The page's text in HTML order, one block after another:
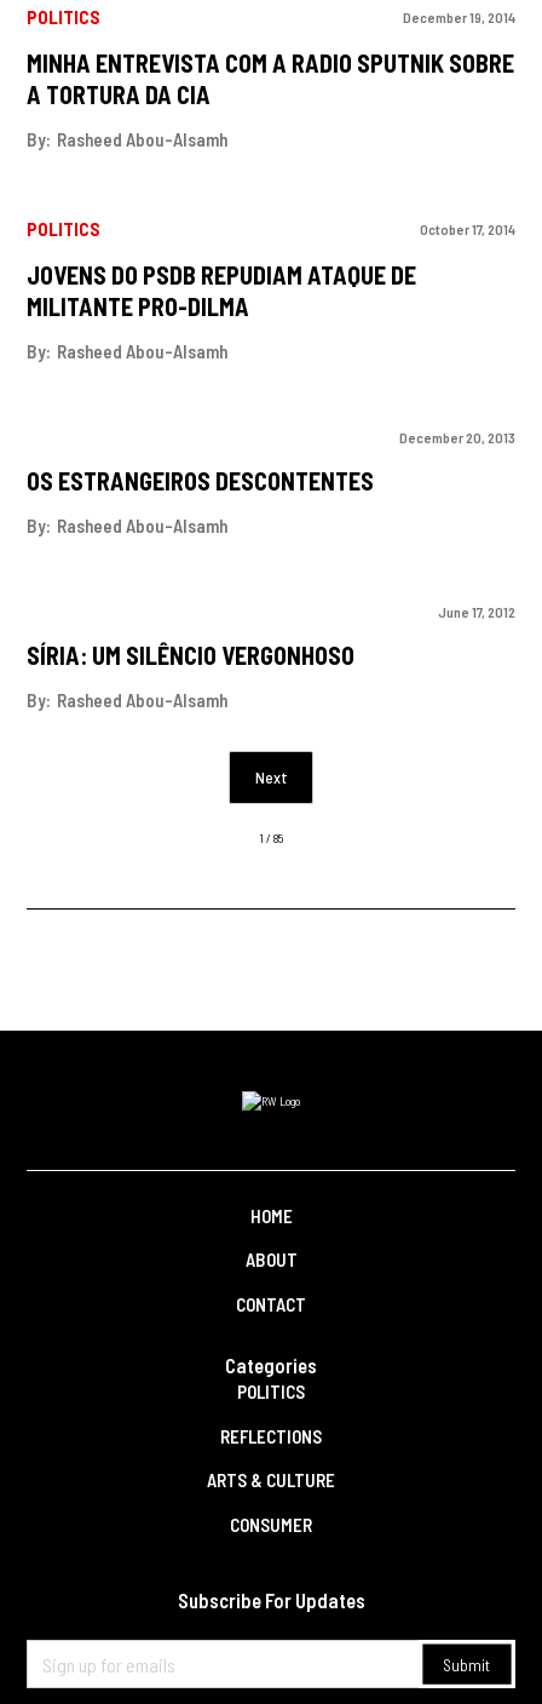
POLITICS December 19, 2014
MINHA ENTREVISTA COM A RADIO SPUTNIK SOBRE
A TORTURA DA CIA
By: Rasheed Abou-Alsamh
POLITICS October 17, 2014
JOVENS DO PSDB REPUDIAM ATAQUE DE
MILITANTE PRO-DILMA
By: Rasheed Abou-Alsamh
December 20, 2013
OS ESTRANGEIROS DESCONTENTES
By: Rasheed Abou-Alsamh
June 17, 2012
SÍRIA: UM SILÊNCIO VERGONHOSO
By: Rasheed Abou-Alsamh
Next
1 / 85
HOME
ABOUT
CONTACT
Categories
POLITICS
REFLECTIONS
ARTS & CULTURE
CONSUMER
Subscribe For Updates